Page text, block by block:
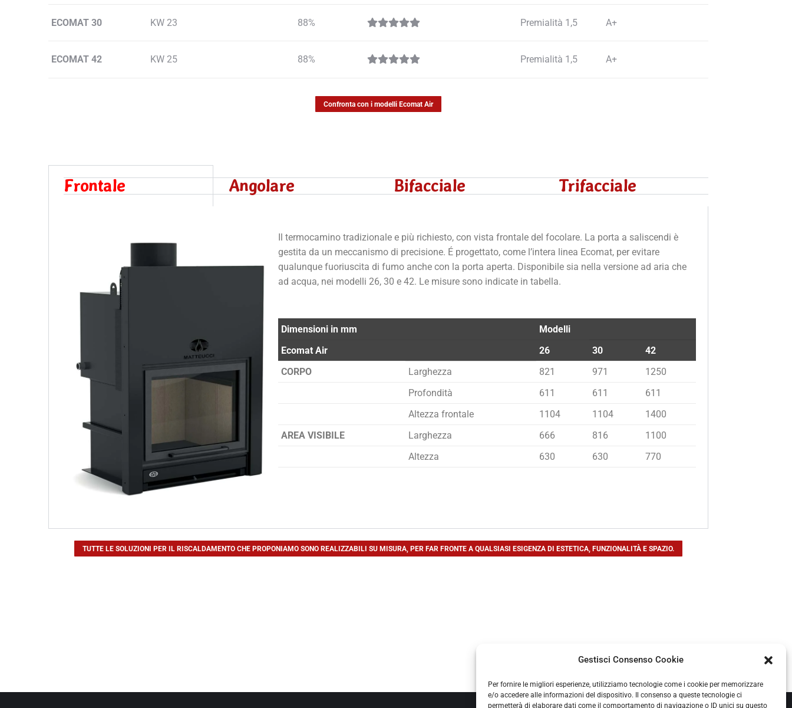
Gestisci Consenso Cookie
Per fornire le migliori esperienze, utilizziamo tecnologie come i cookie per memorizzare
e/o accedere alle informazioni del dispositivo. Il consenso a queste tecnologie ci
permetterà di elaborare dati come il comportamento di navigazione o ID unici su questo
ECOMAT 30 KW 23 88% Premialità 1,5 A+
ECOMAT 42 KW 25 88% Premialità 1,5 A+
Confronta con i modelli Ecomat Air
Frontale Angolare Bifacciale Trifacciale
Il termocamino tradizionale e più richiesto, con vista frontale del focolare. La porta a saliscendi è
gestita da un meccanismo di precisione. É progettato, come l’intera linea Ecomat, per evitare
qualunque fuoriuscita di fumo anche con la porta aperta. Disponibile sia nella versione ad aria che
ad acqua, nei modelli 26, 30 e 42. Le misure sono indicate in tabella.
Dimensioni in mm
Modelli
Ecomat Air
26 30
42
CORPO
Larghezza 821 971
1250
Profondità
611 611
611
Altezza frontale
1104 1104
1400
AREA VISIBILE
Larghezza 666 816
1100
Altezza
630 630 770
TUTTE LE SOLUZIONI PER IL RISCALDAMENTO CHE PROPONIAMO SONO REALIZZABILI SU MISURA, PER FAR FRONTE A QUALSIASI ESIGENZA DI ESTETICA, FUNZIONALITÀ E SPAZIO.
la casa
Termocamini ventilati per tutte le esigenze di riscaldamento